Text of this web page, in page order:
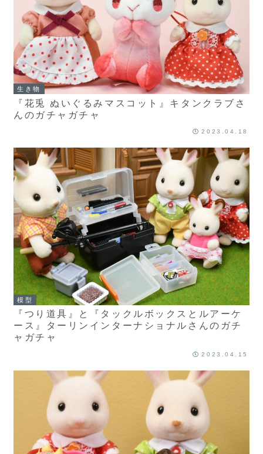
生き物
『花兎 ぬいぐるみマスコット』キタンクラブさ
んのガチャガチャ
2023.04.18
模型
『つり道具』と『タックルボックスとルアーケ
ース』ターリンインターナショナルさんのガチ
ャガチャ
2023.04.15